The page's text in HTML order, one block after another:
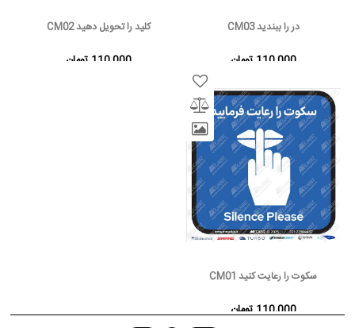
در را ببندید CM03
110,000 تومان
کلید را تحویل دهید CM02
110,000 تومان
سکوت را رعایت کنید CM01
110,000 تومان